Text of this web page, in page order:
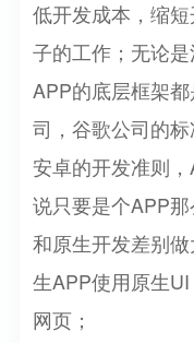
低开发成本，缩
子的工作；无论
APP的底层框架
司，谷歌公司的
安卓的开发准则
说只要是个APP
和原生开发差别
生APP使用原生
网页；